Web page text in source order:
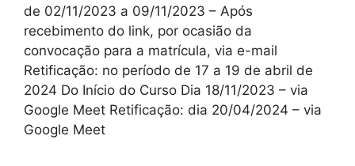
de 02/11/2023 a 09/11/2023 – Após
recebimento do link, por ocasião da
convocação para a matrícula, via e-mail
Retificação: no período de 17 a 19 de abril de
2024 Do Início do Curso Dia 18/11/2023 – via
Google Meet Retificação: dia 20/04/2024 – via
Google Meet